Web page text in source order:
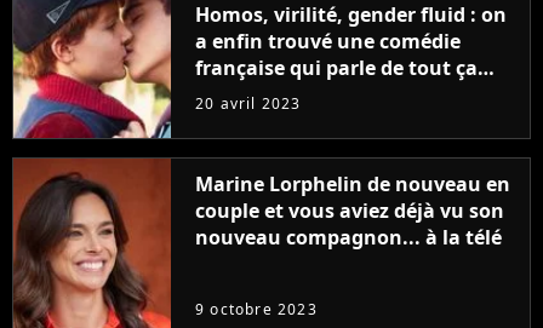
Homos, virilité, gender fluid : on
a enfin trouvé une comédie
française qui parle de tout ça
sans être super ringarde
20 avril 2023
Marine Lorphelin de nouveau en
couple et vous aviez déjà vu son
nouveau compagnon... à la télé
9 octobre 2023